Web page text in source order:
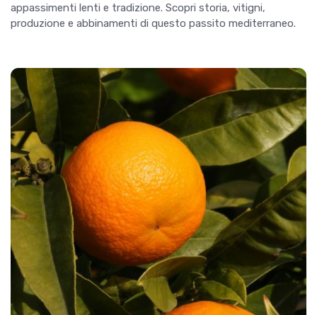
appassimenti lenti e tradizione. Scopri storia, vitigni,
produzione e abbinamenti di questo passito mediterraneo.